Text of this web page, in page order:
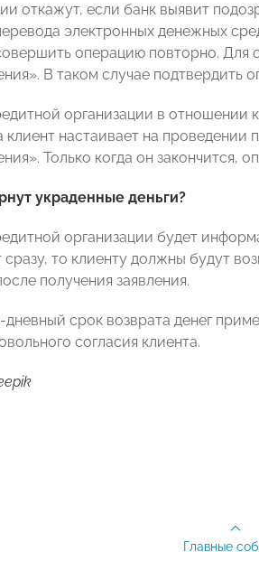
откажут, если банк выявит
электронных денежных
операцию повторно. Для
В таком случае подтвердить
организации в отношении
клиент настаивает на
Только когда он закончится,
украденные деньги?
организации будет
сразу, то клиенту должны будут
получения заявления.
срок возврата денег
согласия клиента.
Главные